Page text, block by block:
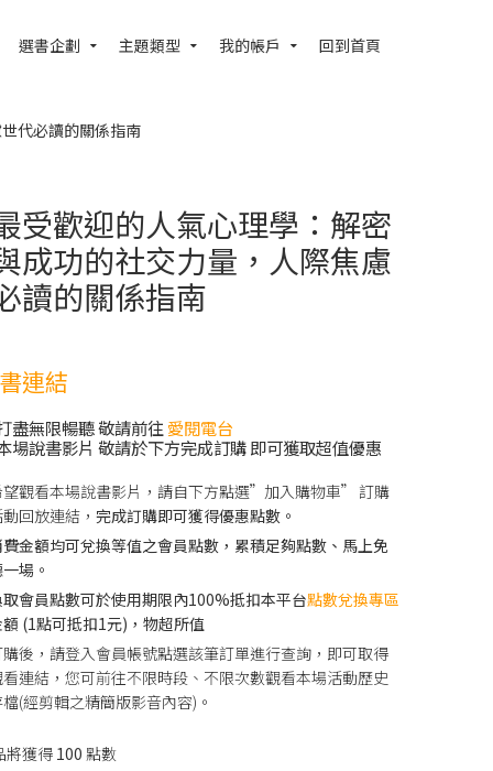
選書企劃 主題類型 我的帳戶 回到首頁
代必讀的關係指南
受歡迎的人氣心理學：解密
成功的社交力量，人際焦慮
讀的關係指南
連結
盡無限暢聽 敬請前往 愛閱電台
場說書影片 敬請於下方完成訂購 即可獲取超值優惠
望觀看本場說書影片，請自下方點選”加入購物車” 訂購
回放連結， 完成訂購即可獲得優惠點數。
金額均可兌換等值之會員點數，累積足夠點數、馬上免
場。
會員點數可於使用期限內100%抵扣本平台點數兌換專區
(1點可抵扣1元)，物超所值
後，請登入會員帳號點選該筆訂單進行查詢，即可取得
連結，您可前往不限時段、不限次數觀看本場活動歷史
(經剪輯之精簡版影音內容)。
將獲得 100 點數